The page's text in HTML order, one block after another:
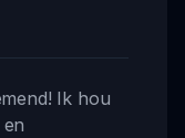
Ik hou